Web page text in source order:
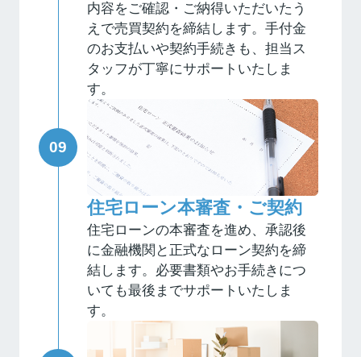
内容をご確認・ご納得いただいたう
えで売買契約を締結します。手付金
のお支払いや契約手続きも、担当ス
タッフが丁寧にサポートいたしま
す。
住宅ローン本審査・ご契約
住宅ローンの本審査を進め、承認後
に金融機関と正式なローン契約を締
結します。必要書類やお手続きにつ
いても最後までサポートいたしま
す。